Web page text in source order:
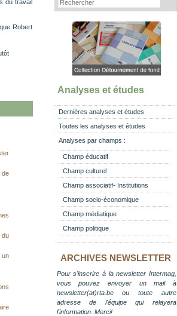
Analyses et études
Dernières analyses et études
Toutes les analyses et études
Analyses par champs :
Champ éducatif
Champ culturel
Champ associatif- Institutions
Champ socio-économique
Champ médiatique
Champ politique
ARCHIVES NEWSLETTER
Pour s'inscrire à la newsletter Intermag,
vous pouvez envoyer un mail à
newsletter(at)rta.beou toute autre
adresse de l'équipe qui relayera
l'information. Merci!
du travail
Robert
de
du